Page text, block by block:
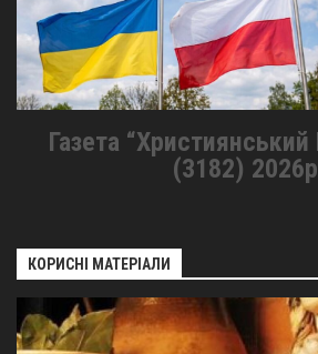
Газета
(3182)
КОРИСНІ МАТЕРІАЛИ